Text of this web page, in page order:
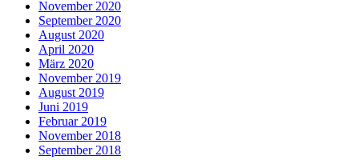
November 2020
September 2020
August 2020
April 2020
März 2020
November 2019
August 2019
Juni 2019
Februar 2019
November 2018
September 2018